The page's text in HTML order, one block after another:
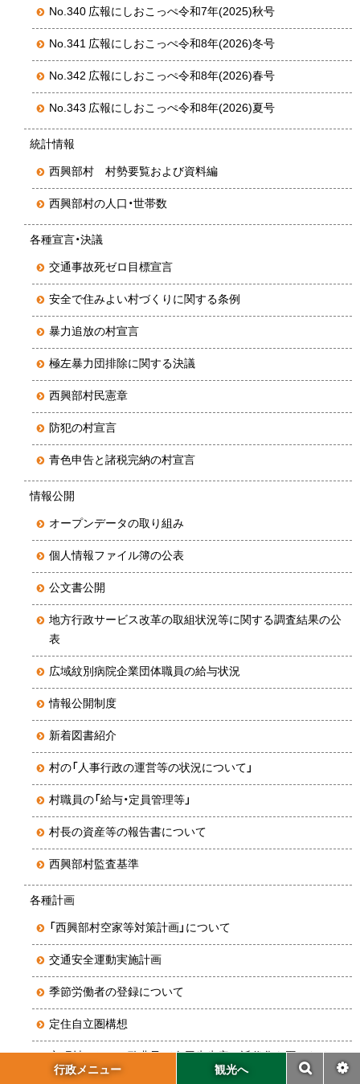
行政メニュー 観光へ
検 設
No.340 広報にしおこっぺ令和7年(2025)秋号
No.341 広報にしおこっぺ令和8年(2026)冬号
No.342 広報にしおこっぺ令和8年(2026)春号
No.343 広報にしおこっぺ令和8年(2026)夏号
統計情報
西興部村 村勢要覧および資料編
西興部村の人口・世帯数
各種宣言・決議
交通事故死ゼロ目標宣言
安全で住みよい村づくりに関する条例
暴力追放の村宣言
極左暴力団排除に関する決議
西興部村民憲章
防犯の村宣言
青色申告と諸税完納の村宣言
情報公開
オープンデータの取り組み
個人情報ファイル簿の公表
公文書公開
地方行政サービス改革の取組状況等に関する調査結果の公
表
広域紋別病院企業団体職員の給与状況
情報公開制度
新着図書紹介
村の「人事行政の運営等の状況について」
村職員の「給与・定員管理等」
村長の資産等の報告書について
西興部村監査基準
各種計画
「西興部村空家等対策計画」について
交通安全運動実施計画
季節労働者の登録について
定住自立圏構想
市町村における酪農及び肉用牛生産の近代化を図るための
計画の公表について